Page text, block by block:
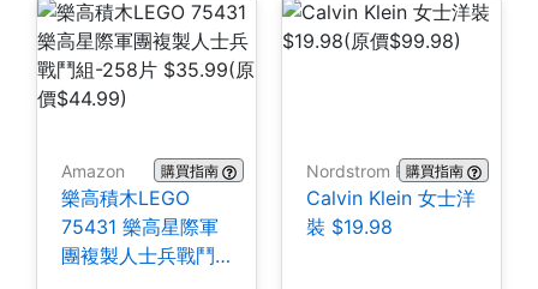
Amazon 購買指南
樂高積木LEGO
75431 樂高星際軍
團複製人士兵戰鬥
Nordstrom Rack購買指南
Calvin Klein 女士洋
裝 $19.98